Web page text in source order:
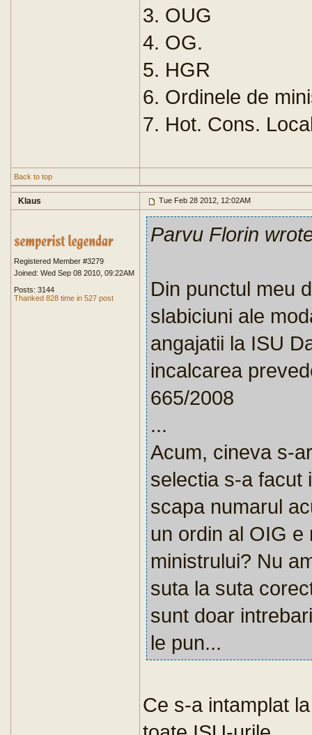
3. OUG
4. OG.
5. HGR
6. Ordinele de
7. Hot. Cons.
Back to top
Klaus Tue Feb 28 2012, 12:02AM
Registered Member #3279
Joined: Wed Sep 08 2010, 09:22AM
Posts: 3144
Thanked 828 time in 527 post
Parvu Florin
Din punctul meu
slabiciuni ale
angajatii la ISU
incalcarea
665/2008
...
Acum, cineva s-
selectia s-a facut
scapa numarul
un ordin al OIG e
ministrului? Nu
suta la suta
sunt doar
le pun...
Ce s-a intamplat